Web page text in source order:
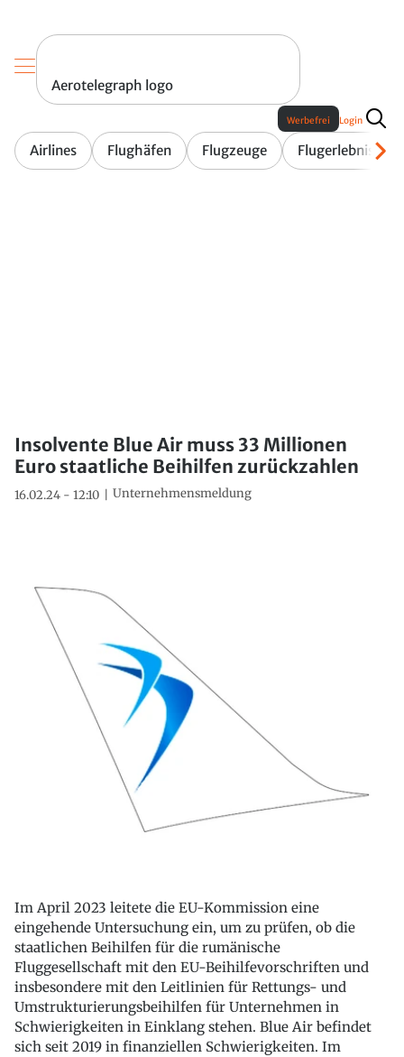
Aerotelegraph logo
Airlines Flughäfen Flugzeuge Flugerlebnis
Werbefrei Login
Insolvente Blue Air muss 33 Millionen
Euro staatliche Beihilfen zurückzahlen
16.02.24 - 12:10 Unternehmensmeldung
Im April 2023 leitete die EU-Kommission eine
eingehende Untersuchung ein, um zu prüfen, ob die
staatlichen Beihilfen für die rumänische
Fluggesellschaft mit den EU-Beihilfevorschriften und
insbesondere mit den Leitlinien für Rettungs- und
Umstrukturierungsbeihilfen für Unternehmen in
Schwierigkeiten in Einklang stehen. Blue Air befindet
sich seit 2019 in finanziellen Schwierigkeiten. Im